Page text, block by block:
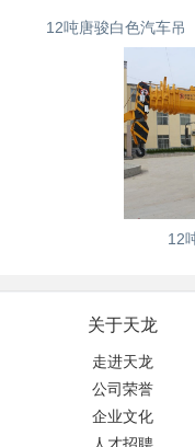
12吨唐骏白色汽车吊
12
关于天龙
走进天龙
公司荣誉
企业文化